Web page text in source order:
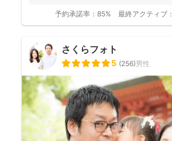
予約承諾率： 85% 最終アクティブ：
さくらフォト
5 (256)男性